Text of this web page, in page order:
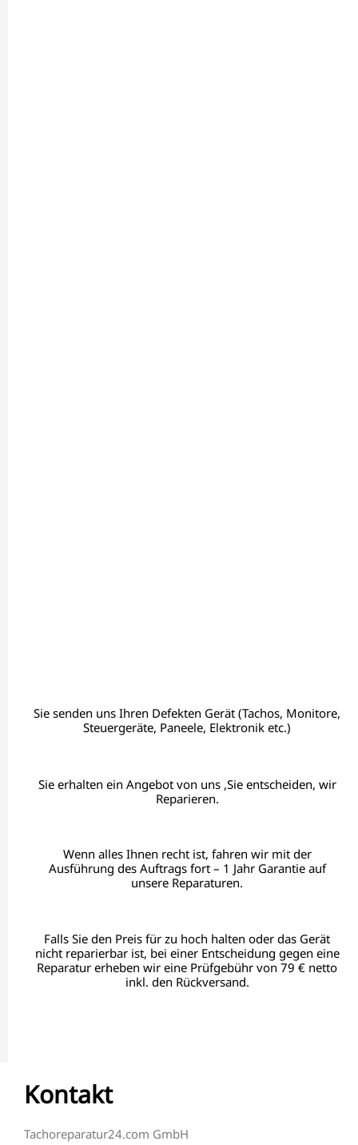
Sie senden uns Ihren Defekten Gerät (Tachos, Monitore,
Steuergeräte, Paneele, Elektronik etc.)
Sie erhalten ein Angebot von uns ,Sie entscheiden, wir
Reparieren.
Wenn alles Ihnen recht ist, fahren wir mit der
Ausführung des Auftrags fort – 1 Jahr Garantie auf
unsere Reparaturen.
Falls Sie den Preis für zu hoch halten oder das Gerät
nicht reparierbar ist, bei einer Entscheidung gegen eine
Reparatur erheben wir eine Prüfgebühr von 79 € netto
inkl. den Rückversand.
Kontakt
Tachoreparatur24.com GmbH